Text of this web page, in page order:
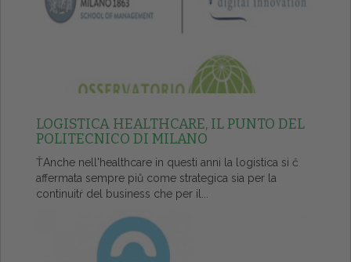
LOGISTICA HEALTHCARE, IL PUNTO DEL
POLITECNICO DI MILANO
ŤAnche nell'healthcare in questi anni la logistica si č
affermata sempre piů come strategica sia per la
continuitŕ del business che per il...